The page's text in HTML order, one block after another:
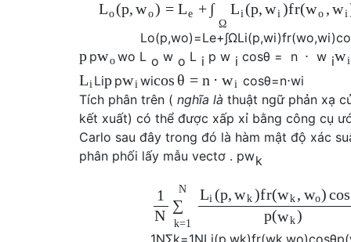
Lo (p,wo) = Le + ∫
Ω
Li (p, wi )fr(wo ,wi
Lo(p,wo)=Le+∫ΩLi(p,wi)fr(wo,wi)
p pwo wo L o w o L i p w i cosθ = n ⋅ w iwi
Li Lip pwi wicos θ = n ⋅ wi cosθ=n⋅wi
Tích phân trên ( nghĩa là thuật ngữ phản xạ
kết xuất) có thể được xấp xỉ bằng công cụ
Carlo sau đây trong đó là hàm mật độ xác
phân phối lấy mẫu vectơ . pwk
1
N
∑
k=1
N Li (p,wk )fr(wk , wo) cos
p(wk)
1N∑k=1NLi(p,wk)fr(wk,wo)cosθp(